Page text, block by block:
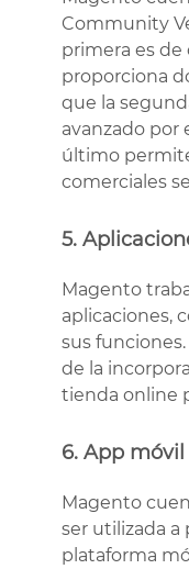
Community
primera es de
proporciona
que la
avanzado por
último
comerciales
5.
Magento
aplicaciones,
sus
de la
tienda online
6. App móvil
Magento
ser utilizada
plataforma